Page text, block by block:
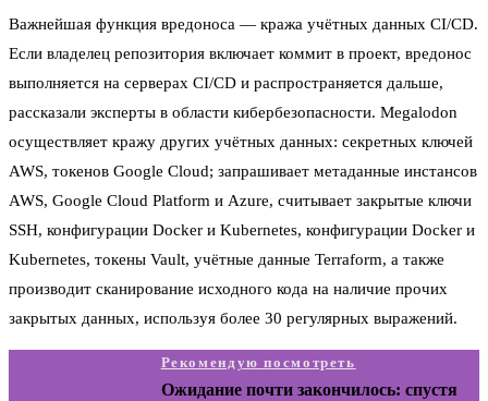
Важнейшая функция вредоноса — кража учётных данных CI/CD.
Если владелец репозитория включает коммит в проект, вредонос
выполняется на серверах CI/CD и распространяется дальше,
рассказали эксперты в области кибербезопасности. Megalodon
осуществляет кражу других учётных данных: секретных ключей
AWS, токенов Google Cloud; запрашивает метаданные инстансов
AWS, Google Cloud Platform и Azure, считывает закрытые ключи
SSH, конфигурации Docker и Kubernetes, конфигурации Docker и
Kubernetes, токены Vault, учётные данные Terraform, а также
производит сканирование исходного кода на наличие прочих
закрытых данных, используя более 30 регулярных выражений.
Рекомендую посмотреть
Ожидание почти закончилось: спустя